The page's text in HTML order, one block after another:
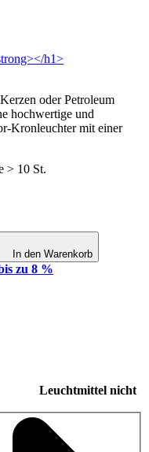
oder Petroleum
hochwertige und
Kronleuchter mit einer
> 10 St.
In den Warenkorb
zu 8 %
Leuchtmittel nicht